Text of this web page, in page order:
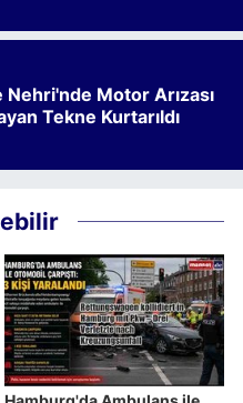
Nehri'nde Motor Arızası
Tekne Kurtarıldı